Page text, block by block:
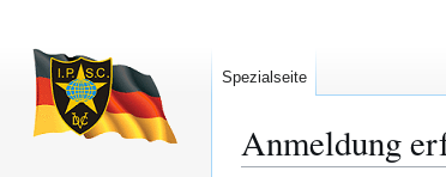
Anmeldung
Spezialseite